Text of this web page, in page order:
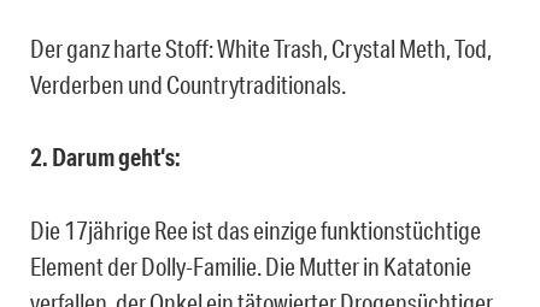
Der ganz harte Stoff: White Trash, Crystal Meth, Tod,
Verderben und Countrytraditionals.
2. Darum geht‘s:
Die 17jährige Ree ist das einzige funktionstüchtige
Element der Dolly-Familie. Die Mutter in Katatonie